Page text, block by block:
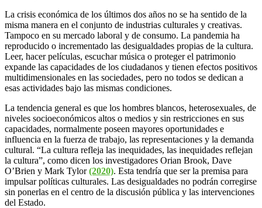
La crisis económica de los últimos dos años no se ha sentido de la
misma manera en el conjunto de industrias culturales y creativas.
Tampoco en su mercado laboral y de consumo. La pandemia ha
reproducido o incrementado las desigualdades propias de la cultura.
Leer, hacer películas, escuchar música o proteger el patrimonio
expande las capacidades de los ciudadanos y tienen efectos positivos
multidimensionales en las sociedades, pero no todos se dedican a
esas actividades bajo las mismas condiciones.
La tendencia general es que los hombres blancos, heterosexuales, de
niveles socioeconómicos altos o medios y sin restricciones en sus
capacidades, normalmente poseen mayores oportunidades e
influencia en la fuerza de trabajo, las representaciones y la demanda
cultural. “La cultura refleja las inequidades, las inequidades reflejan
la cultura”, como dicen los investigadores Orian Brook, Dave
O’Brien y Mark Tylor(2020). Esta tendría que ser la premisa para
impulsar políticas culturales. Las desigualdades no podrán corregirse
sin ponerlas en el centro de la discusión pública y las intervenciones
del Estado.